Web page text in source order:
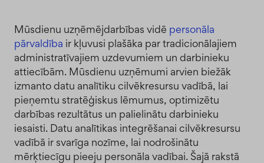
Mūsdienu uzņēmējdarbības vidē personāla
pārvaldība ir kļuvusi plašāka par tradicionālajiem
administratīvajiem uzdevumiem un darbinieku
attiecībām. Mūsdienu uzņēmumi arvien biežāk
izmanto datu analītiku cilvēkresursu vadībā, lai
pieņemtu stratēģiskus lēmumus, optimizētu
darbības rezultātus un palielinātu darbinieku
iesaisti. Datu analītikas integrēšanai cilvēkresursu
vadībā ir svarīga nozīme, lai nodrošinātu
mērķtiecīgu pieeju personāla vadībai. Šajā rakstā